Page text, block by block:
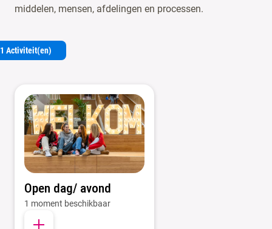
middelen, mensen, afdelingen en processen.
1 Activiteit(en)
Open dag/ avond
1 moment beschikbaar